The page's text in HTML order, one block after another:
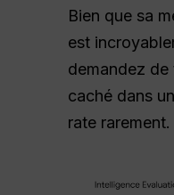
Bien que sa
est
demandez
caché dans
rate rarement.